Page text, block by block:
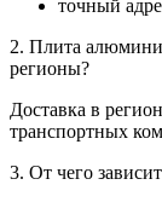
точный
2. Плита
регионы?
Доставка в
транспортных
3. От чего